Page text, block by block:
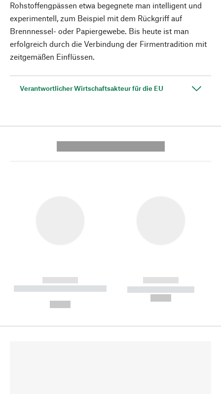
Rohstoffengpässen etwa begegnete man intelligent und
experimentell, zum Beispiel mit dem Rückgriff auf
Brennnessel- oder Papiergewebe. Bis heute ist man
erfolgreich durch die Verbindung der Firmentradition mit
zeitgemäßen Einflüssen.
Verantwortlicher Wirtschaftsakteur für die EU
------------
----------- ----------- --------
------------
----------- -----------